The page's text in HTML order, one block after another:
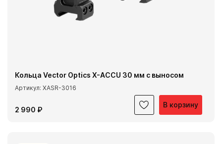
В корзину
Кольца Vector Optics X-ACCU 30 мм с выносом
Артикул: XASR-3016
2 990 ₽